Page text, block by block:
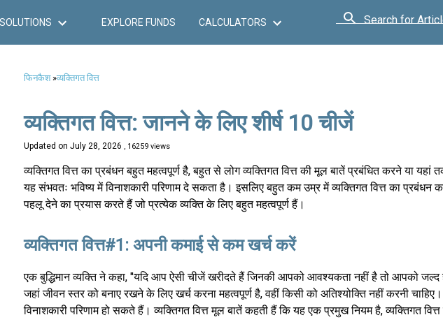
SOLUTIONS EXPLORE FUNDS CALCULATORS Search for
फिनकैश»व्यक्तिगत वित्त
व्यक्तिगत वित्त: जानने के लिए शीर्ष 10 चीजें
Updated on July 28, 2026 , 16259 views
व्यक्तिगत वित्त का प्रबंधन बहुत महत्वपूर्ण है, बहुत से लोग व्यक्तिगत वित्त की मूल बातें प्रबंधित करने या
यह संभवतः भविष्य में विनाशकारी परिणाम दे सकता है। इसलिए बहुत कम उम्र में व्यक्तिगत वित्त का प्रबंधन
पहलू देने का प्रयास करते हैं जो प्रत्येक व्यक्ति के लिए बहुत महत्वपूर्ण हैं।
व्यक्तिगत वित्त#1: अपनी कमाई से कम खर्च करें
एक बुद्धिमान व्यक्ति ने कहा, "यदि आप ऐसी चीजें खरीदते हैं जिनकी आपको आवश्यकता नहीं है तो आपको
जहां जीवन स्तर को बनाए रखने के लिए खर्च करना महत्वपूर्ण है, वहीं किसी को अतिश्योक्ति नहीं करनी
विनाशकारी परिणाम हो सकते हैं। व्यक्तिगत वित्त मूल बातें कहती हैं कि यह एक प्रमुख नियम है, व्यक्तिगत